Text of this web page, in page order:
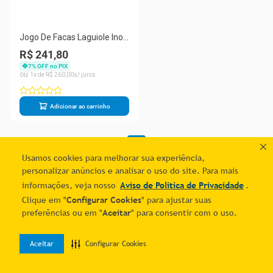
Usamos cookies para melhorar sua experiência,
personalizar anúncios e analisar o uso do site. Para mais
informações, veja nosso Aviso de Política de Privacidade .
Clique em "Configurar Cookies" para ajustar suas
preferências ou em "Aceitar" para consentir com o uso.
Aceitar Configurar Cookies
Jogo De Facas Laguiole Inox
Com Cepo De Madeira 6
Peças Luxo by Westwing
R$ 241,80
7% OFF no PIX
1
R$ 260 00
Adicionar ao carrinho